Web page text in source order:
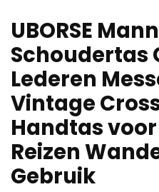
UBORSE
Schoudertas
Lederen
Vintage
Handtas
Reizen
Gebruik